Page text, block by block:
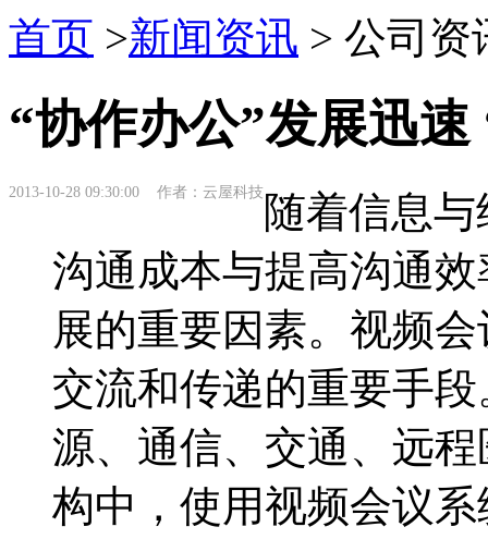
首页 >新闻资讯 > 公司资
“协作办公”发展迅
2013-10-28 09:30:00 作者：云屋科技 随着信息
沟通成本与提高沟通
展的重要因素。视频
交流和传递的重要手
源、通信、交通、远
构中，使用视频会议